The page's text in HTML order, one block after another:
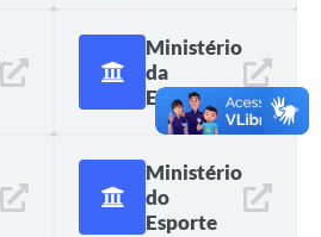
Ministério
da
Educação
Ministério
do
Esporte